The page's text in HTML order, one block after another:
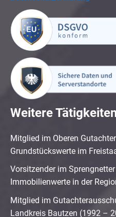
Weitere
Mitglied im Oberen
Grundstückswerte im
Vorsitzender im
Immobilienwerte in der
Mitglied im
Landkreis Bautzen (1992 –